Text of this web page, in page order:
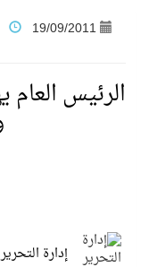
سيل الخير يروي
19/09/2011
الرئيس
إدارة التحرير